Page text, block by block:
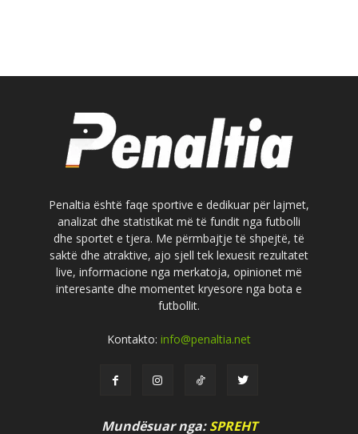
Penaltia është faqe sportive e dedikuar për lajmet,
analizat dhe statistikat më të fundit nga futbolli
dhe sportet e tjera. Me përmbajtje të shpejtë, të
saktë dhe atraktive, ajo sjell tek lexuesit rezultatet
live, informacione nga merkatoja, opinionet më
interesante dhe momentet kryesore nga bota e
futbollit.
Kontakto: info@penaltia.net
Mundësuar nga:SPREHT